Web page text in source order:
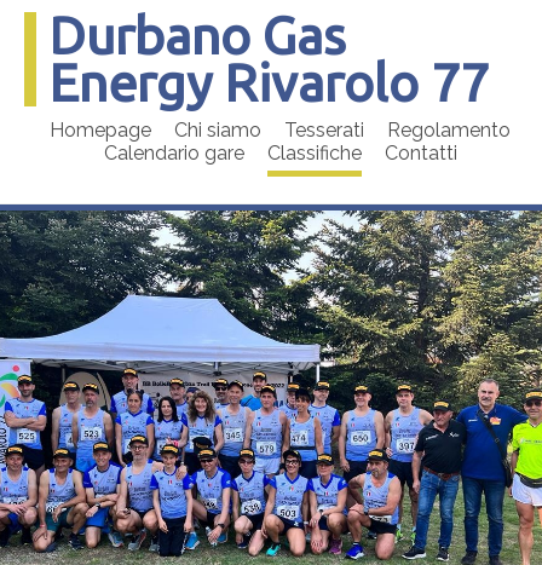
Durbano Gas
Energy Rivarolo 77
Homepage Chi siamo Tesserati
Regolamento
Calendario gare
Classifiche Contatti